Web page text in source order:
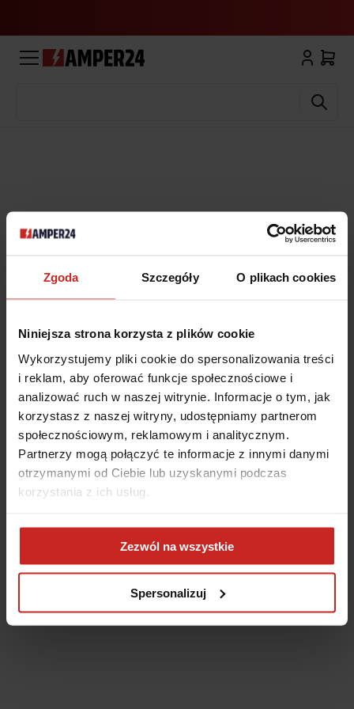
Zgoda Szczegóły O plikach cookies
Niniejsza strona korzysta z plików cookie
Wykorzystujemy pliki cookie do spersonalizowania treści
i reklam, aby oferować funkcje społecznościowe i
analizować ruch w naszej witrynie. Informacje o tym, jak
korzystasz z naszej witryny, udostępniamy partnerom
społecznościowym, reklamowym i analitycznym.
Partnerzy mogą połączyć te informacje z innymi danymi
otrzymanymi od Ciebie lub uzyskanymi podczas
korzystania z ich usług.
Zezwól na wszystkie
Spersonalizuj
browser console for more information)